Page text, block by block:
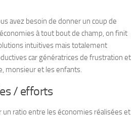
avez besoin de donner un coup de
à tout bout de champ, on finit
intuitives mais totalement
car génératrices de frustration et
monsieur et les enfants.
/ efforts
un ratio entre les économies réalisées et